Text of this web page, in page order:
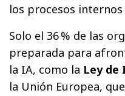
los procesos
Solo el 36 % de las
preparada para
la IA, como la Ley
la Unión Europea,